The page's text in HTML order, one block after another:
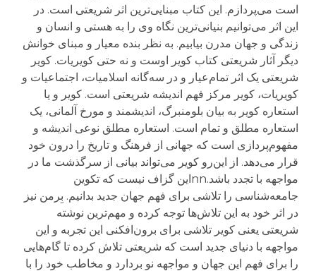
است می‌پردازم. این کتاب مبنایی‌ترین اثر شریعتی است. در
این اثر می‌توانیم بنیانی‌ترین نگاه وی را به هستی و انسان و
زندگی و جهان مدرن بیابیم. به نظر بنده معیار و مبنای خوانش
دیگر آثار شریعتی کتاب کویر اوست و نه حتی کویریات. کویر
شریعتی یک اثر تمام‌عیار و در سه‌گانه اسلامیات، اجتماعیات و
کویریات، کویر مرکز فهم اندیشه شریعتی است. کویر و یا
استعاره کویر به بیان بلومنبرگ، اندیشمند و مورخ آلمانی، یک
استعاره مطلق و تمام است. استعاره مطلق نوعی اندیشه و
مفهوم‌پردازی است که جهانی از فرهنگ و تاریخ را درون خود
قرار می‌دهد. از این‌رو کویر می‌تواند بیانی از سرگذشت ما در
مواجهه با تجدد باشد.nnاین گزاف نیست که تکوین
جامعه‌شناسی را تلاشی برای فهم جهان جدید بدانیم. بِرمن نیز
در اثر خود به این تلاش‌ها توجه کرده و مهم‌ترین نوشته
شریعتی یعنی کویر تلاشی برای برون‌افکنی این تجربه و این
مواجهه با دنیای جدید است که شریعتی تلاش کرده تا گام‌هایی
را برای فهم این جهان و مواجهه نو بردارد و مخاطب خود را با